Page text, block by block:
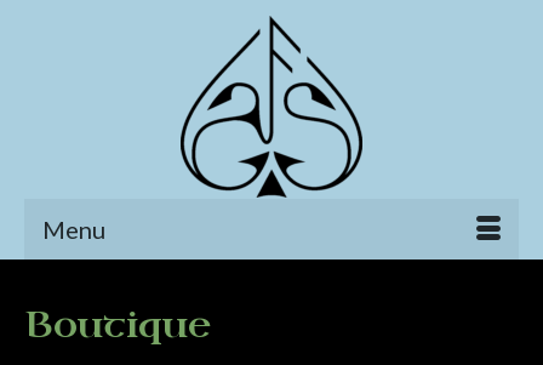
Menu
Boutique